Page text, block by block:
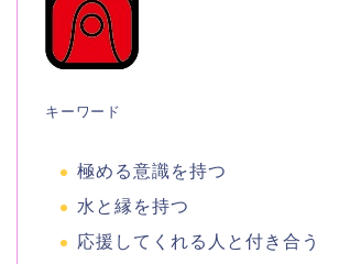
キーワード
極める意識を持つ
水と縁を持つ
応援してくれる人と付き合う